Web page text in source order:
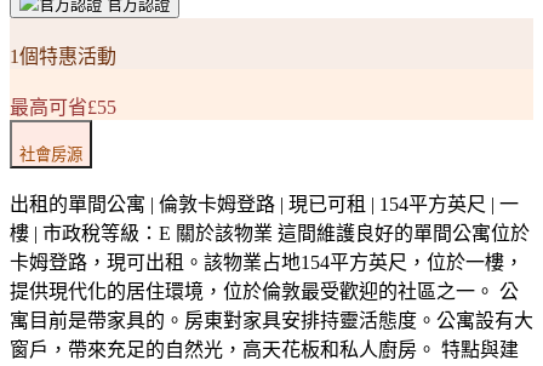
官方認證
1個特惠活動
最高可省£55
社會房源
出租的單間公寓 | 倫敦卡姆登路 | 現已可租 | 154平方英尺 | 一
樓 | 市政稅等級：E 關於該物業 這間維護良好的單間公寓位於
卡姆登路，現可出租。該物業占地154平方英尺，位於一樓，
提供現代化的居住環境，位於倫敦最受歡迎的社區之一。 公
寓目前是帶家具的。房東對家具安排持靈活態度。公寓設有大
窗戶，帶來充足的自然光，高天花板和私人廚房。 特點與建